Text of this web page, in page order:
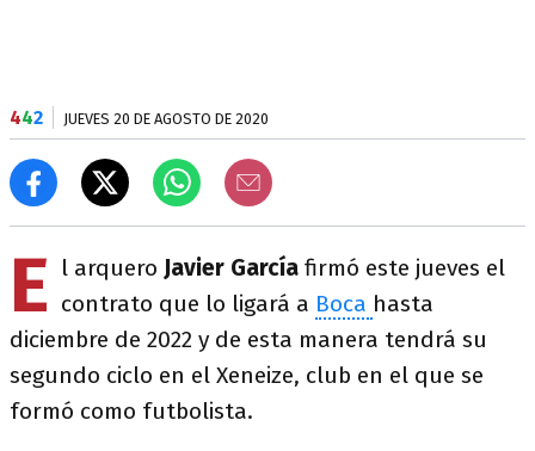
442 JUEVES 20 DE AGOSTO DE 2020
E l arquero Javier García firmó este jueves el
contrato que lo ligará a Boca hasta
diciembre de 2022 y de esta manera tendrá su
segundo ciclo en el Xeneize, club en el que se
formó como futbolista.